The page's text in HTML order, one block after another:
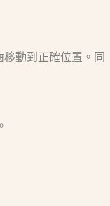
動到正確位置。同